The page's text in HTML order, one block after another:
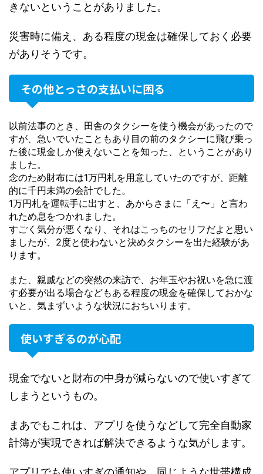
きないということがありました。
災害時に備え、ある程度の現金は確保しておく必要
がありそうです。
その他とっさの支払いに困る
以前法事のとき、田舎のタクシーを使う機会があったので
すが、急いでいたこともあり目の前のタクシーに飛び乗っ
た後に現金しか使えないことを知った、ということがあり
ました。
念のため財布には1万円札を用意していたのですが、距離
的に千円未満の会計でした。
1万円札を運転手に出すと、あからさまに「え〜」と言わ
れため息をつかれました。
すごく気分が悪くなり、それはこっちのセリフだよと思い
ましたが、2度と使わないと決めタクシーを出た経験があ
ります。
また、親戚などの突然の来訪で、お年玉やお祝いを急に渡
す必要が出る場合などもある程度の現金を確保しておかな
いと、気まずいような状況におちいります。
使いすぎるのが心配
現金でないと財布の中身が減らないので使いすぎて
しまうというもの。
まあでもこれは、アプリを使うなどして完全自動家
計簿が実現できれば解決できるような気がします。